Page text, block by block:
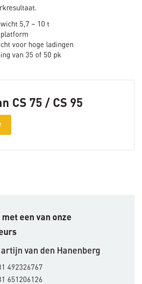
5,7 – 10 t
platform
voor hoge ladingen
van 35 of 50 pk
CS 75 / CS 95
een van onze
van den Hanenberg
492326767
651206126